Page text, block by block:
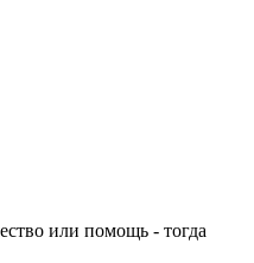
или помощь - тогда